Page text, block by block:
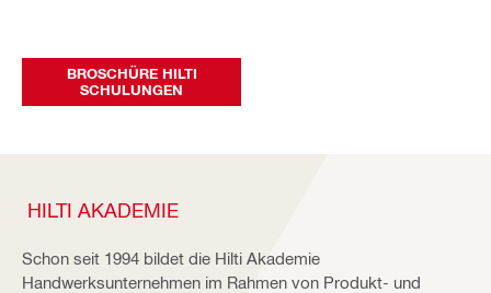
BROSCHÜRE HILTI
SCHULUNGEN
HILTI AKADEMIE
Schon seit 1994 bildet die Hilti Akademie
Handwerksunternehmen im Rahmen von Produkt- und